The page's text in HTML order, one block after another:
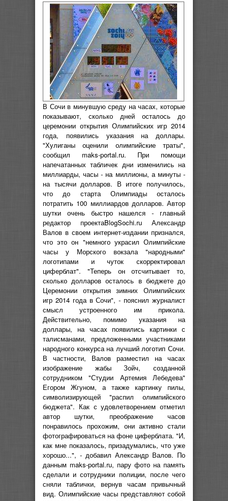
В Сочи в минувшую среду на часах, которые
показывают, сколько дней осталось до
церемонии открытия Олимпийских игр 2014
года, появились указания на доллары.
"Хулиганы оценили олимпийские траты",
сообщил maks-portal.ru. При помощи
напечатанных табличек дни изменились на
миллиарды, часы - на миллионы, а минуты -
на тысячи долларов. В итоге получилось,
что до старта Олимпиады осталось
потратить 100 миллиардов долларов. Автор
шутки очень быстро нашелся - главный
редактор проектаBlogSochi.ru Александр
Валов в своем интернет-издании признался,
что это он "немного украсил Олимпийские
часы у Морского вокзала "народными"
логотипами и чуток скорректировал
циферблат". "Теперь он отсчитывает то,
сколько долларов осталось в бюджете до
Церемонии открытия зимних Олимпийских
игр 2014 года в Сочи", - пояснил журналист
смысл устроенного им прикола.
Действительно, помимо указания на
доллары, на часах появились картинки с
талисманами, предложенными участниками
народного конкурса на лучший логотип Сочи.
В частности, Валов разместил на часах
изображение жабы Зойч, созданной
сотрудником "Студии Артемия Лебедева"
Егором Жгуном, а также картинку пилы,
символизирующей "распил олимпийского
бюджета". Как с удовлетворением отметил
автор шутки, преображение часов
понравилось прохожим, они активно стали
фотографироваться на фоне циферблата. "И,
как мне показалось, призадумались, что уже
хорошо...", - добавил Александр Валов. По
данным maks-portal.ru, пару фото на память
сделали и сотрудники полиции, после чего
сняли таблички, вернув часам привычный
вид. Олимпийские часы представляют собой